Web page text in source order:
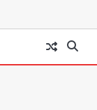
राजस्थान